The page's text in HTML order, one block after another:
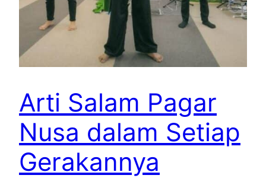
Arti Salam Pagar
Nusa dalam Setiap
Gerakannya